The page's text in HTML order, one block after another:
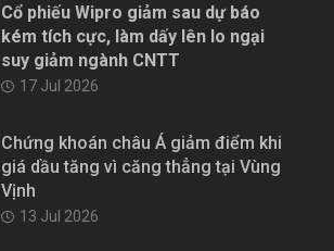
Cổ phiếu Wipro giảm sau dự báo
kém tích cực, làm dấy lên lo ngại
suy giảm ngành CNTT
17 Jul 2026
Chứng khoán châu Á giảm điểm khi
giá dầu tăng vì căng thẳng tại Vùng
Vịnh
13 Jul 2026